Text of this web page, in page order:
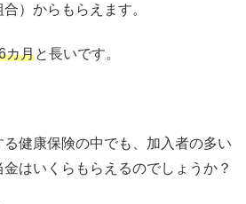
）からもらえます。
カ月と長いです。
健康保険の中でも、加入者の多い
はいくらもらえるのでしょうか？